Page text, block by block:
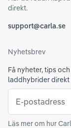
direkt.
support@carla.se
Nyhetsbrev
Få nyheter, tips
laddhybrider direkt
E-postadress
Läs mer om hur